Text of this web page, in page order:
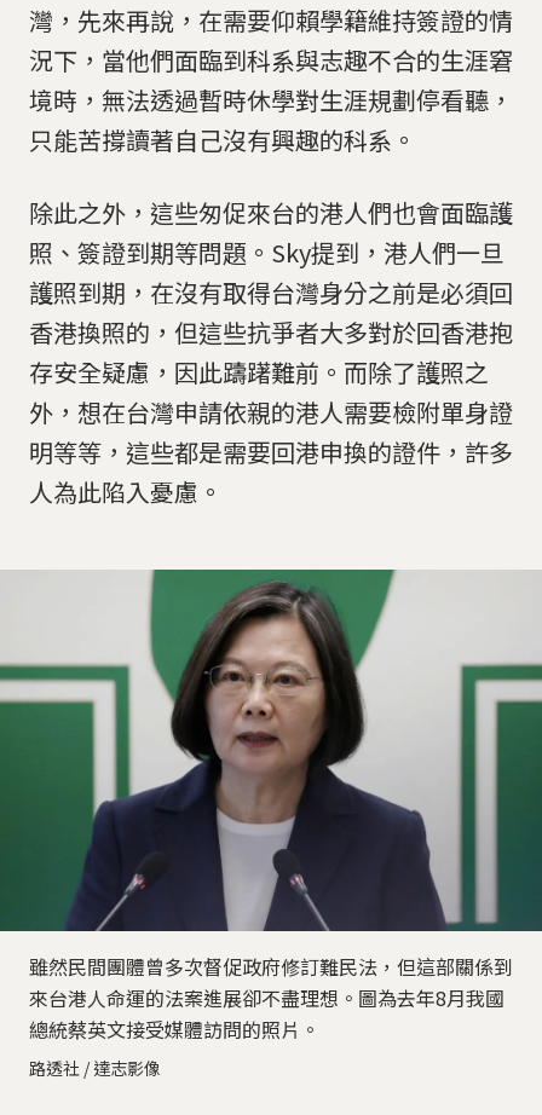
灣，先來再說，在需要仰賴學籍維持簽證的情
況下，當他們面臨到科系與志趣不合的生涯窘
境時，無法透過暫時休學對生涯規劃停看聽，
只能苦撐讀著自己沒有興趣的科系。
除此之外，這些匆促來台的港人們也會面臨護
照、簽證到期等問題。Sky提到，港人們一旦
護照到期，在沒有取得台灣身分之前是必須回
香港換照的，但這些抗爭者大多對於回香港抱
存安全疑慮，因此躊躇難前。而除了護照之
外，想在台灣申請依親的港人需要檢附單身證
明等等，這些都是需要回港申換的證件，許多
人為此陷入憂慮。
雖然民間團體曾多次督促政府修訂難民法，但這部關係到
來台港人命運的法案進展卻不盡理想。圖為去年8月我國
總統蔡英文接受媒體訪問的照片。
路透社 / 達志影像